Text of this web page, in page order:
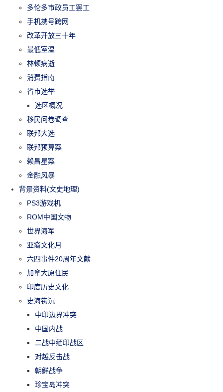
多伦多市政员工罢工
手机携号跨网
改革开放三十年
最低室温
林顿病逝
消费指南
省市选举
选区概况
移民问卷调查
联邦大选
联邦预算案
赖昌星案
金融风暴
背景资料(文史地理)
PS3游戏机
ROM中国文物
世界海军
亚裔文化月
六四事件20周年文献
加拿大原住民
印度历史文化
史海钩沉
中印边界冲突
中国内战
二战中缅印战区
对越反击战
朝鲜战争
珍宝岛冲突